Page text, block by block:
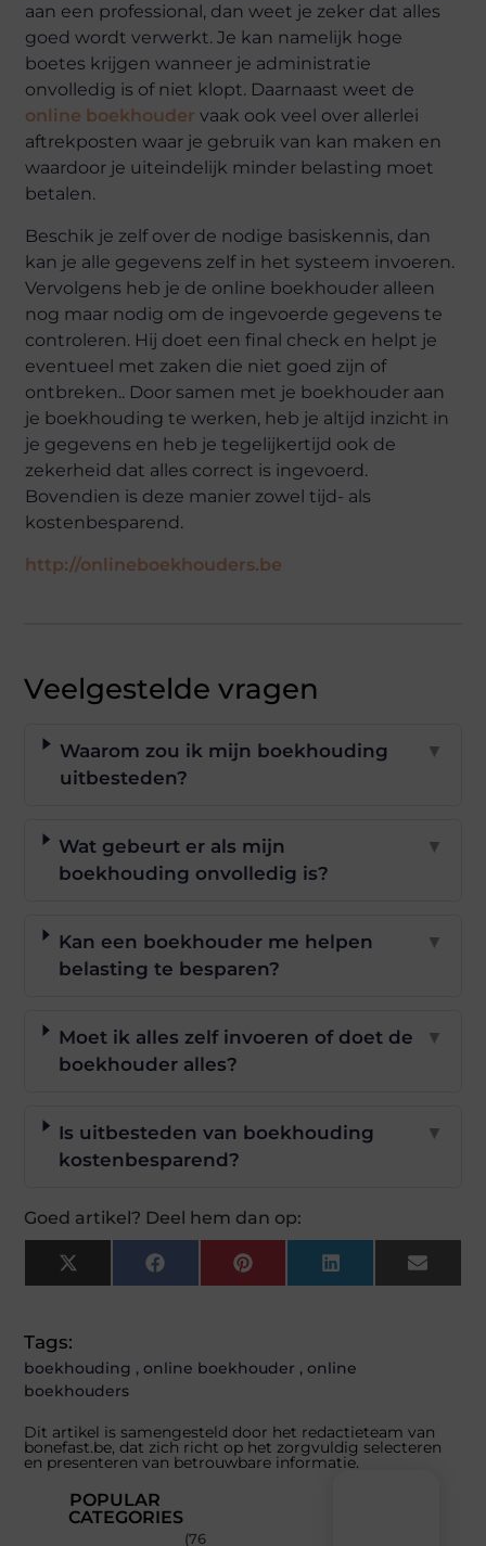
aan een professional, dan weet je zeker dat alles
goed wordt verwerkt. Je kan namelijk hoge
boetes krijgen wanneer je administratie
onvolledig is of niet klopt. Daarnaast weet de
online boekhouder vaak ook veel over allerlei
aftrekposten waar je gebruik van kan maken en
waardoor je uiteindelijk minder belasting moet
betalen.
Beschik je zelf over de nodige basiskennis, dan
kan je alle gegevens zelf in het systeem invoeren.
Vervolgens heb je de online boekhouder alleen
nog maar nodig om de ingevoerde gegevens te
controleren. Hij doet een final check en helpt je
eventueel met zaken die niet goed zijn of
ontbreken.. Door samen met je boekhouder aan
je boekhouding te werken, heb je altijd inzicht in
je gegevens en heb je tegelijkertijd ook de
zekerheid dat alles correct is ingevoerd.
Bovendien is deze manier zowel tijd- als
kostenbesparend.
http://onlineboekhouders.be
Veelgestelde vragen
Waarom zou ik mijn boekhouding
uitbesteden?
▼
Wat gebeurt er als mijn
boekhouding onvolledig is?
▼
Kan een boekhouder me helpen
belasting te besparen?
▼
Moet ik alles zelf invoeren of doet de
boekhouder alles?
▼
Is uitbesteden van boekhouding
kostenbesparend?
▼
Goed artikel? Deel hem dan op:
X
(Twitter)
FacebookPinterestLinkedInEmail
Tags:
boekhouding ,online boekhouder ,online
boekhouders
Dit artikel is samengesteld door het redactieteam van
bonefast.be, dat zich richt op het zorgvuldig selecteren
en presenteren van betrouwbare informatie.
POPULAR
CATEGORIES
(76